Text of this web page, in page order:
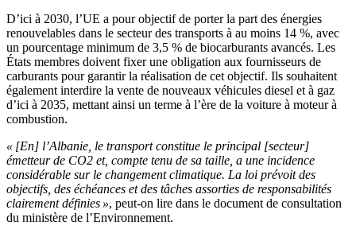
D’ici à 2030, l’UE a pour objectif de porter la part des énergies
renouvelables dans le secteur des transports à au moins 14 %, avec
un pourcentage minimum de 3,5 % de biocarburants avancés. Les
États membres doivent fixer une obligation aux fournisseurs de
carburants pour garantir la réalisation de cet objectif. Ils souhaitent
également interdire la vente de nouveaux véhicules diesel et à gaz
d’ici à 2035, mettant ainsi un terme à l’ère de la voiture à moteur à
combustion.
« [En] l’Albanie, le transport constitue le principal [secteur]
émetteur de CO2 et, compte tenu de sa taille, a une incidence
considérable sur le changement climatique. La loi prévoit des
objectifs, des échéances et des tâches assorties de responsabilités
clairement définies », peut-on lire dans le document de consultation
du ministère de l’Environnement.